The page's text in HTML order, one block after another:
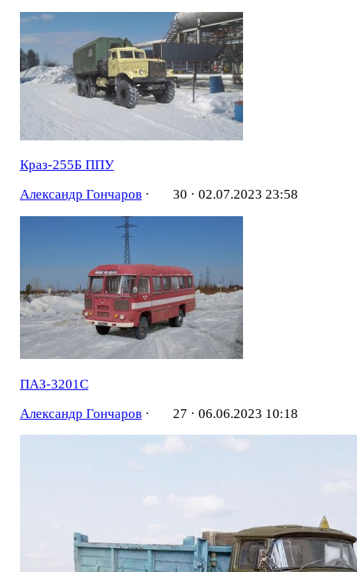
Краз-255Б ППУ
Александр Гончаров· 30 · 02.07.2023 23:58
ПАЗ-3201С
Александр Гончаров· 27 · 06.06.2023 10:18